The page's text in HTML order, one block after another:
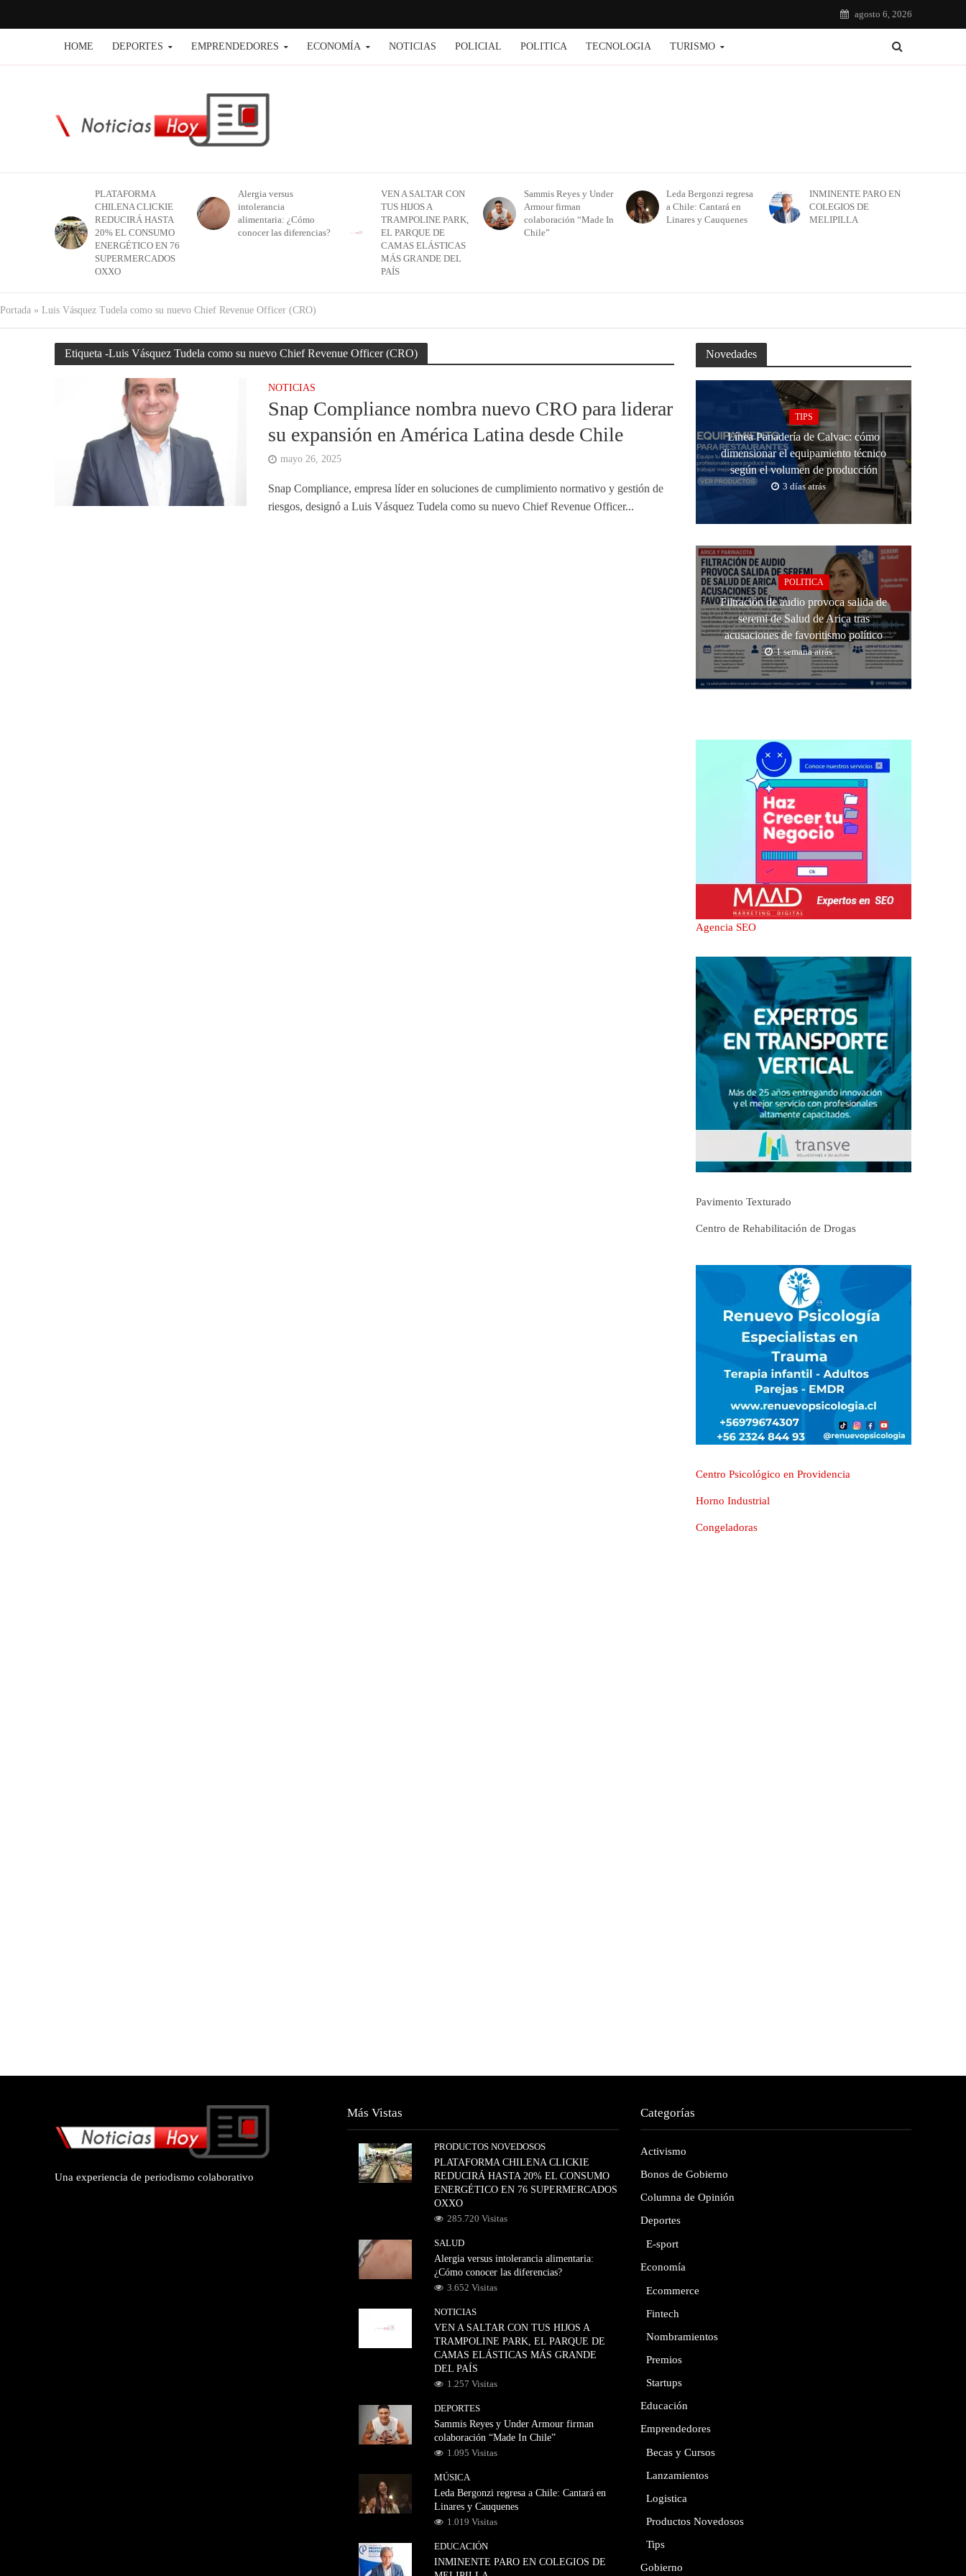
agosto 6, 2026
HOME DEPORTES EMPRENDEDORES ECONOMÍA NOTICIAS POLICIAL POLITICA TECNOLOGIA TURISMO
PLATAFORMA
CHILENA CLICKIE
REDUCIRÁ HASTA
20% EL CONSUMO
ENERGÉTICO EN 76
SUPERMERCADOS
OXXO
Alergia versus
intolerancia
alimentaria: ¿Cómo
conocer las diferencias?
VEN A SALTAR CON
TUS HIJOS A
TRAMPOLINE PARK,
EL PARQUE DE
CAMAS ELÁSTICAS
MÁS GRANDE DEL
PAÍS
Sammis Reyes y Under
Armour firman
colaboración “Made In
Chile”
Leda Bergonzi regresa
a Chile: Cantará en
Linares y Cauquenes
INMINENTE PARO EN
COLEGIOS DE
MELIPILLA
Portada » Luis Vásquez Tudela como su nuevo Chief Revenue Officer (CRO)
Etiqueta -Luis Vásquez Tudela como su nuevo Chief Revenue Officer (CRO)
NOTICIAS
Snap Compliance nombra nuevo CRO para liderar
su expansión en América Latina desde Chile
mayo 26, 2025
Snap Compliance, empresa líder en soluciones de cumplimiento normativo y gestión de
riesgos, designó a Luis Vásquez Tudela como su nuevo Chief Revenue Officer...
Novedades
TIPS
Línea Panadería de Calvac: cómo
dimensionar el equipamiento técnico
según el volumen de producción
3 días atrás
POLITICA
Filtración de audio provoca salida de
seremi de Salud de Arica tras
acusaciones de favoritismo político
1 semana atrás
Agencia SEO
Pavimento Texturado
Centro de Rehabilitación de Drogas
Centro Psicológico en Providencia
Horno Industrial
Congeladoras
Una experiencia de periodismo colaborativo
Más Vistas
PRODUCTOS NOVEDOSOS
PLATAFORMA CHILENA CLICKIE
REDUCIRÁ HASTA 20% EL CONSUMO
ENERGÉTICO EN 76 SUPERMERCADOS
OXXO
285.720 Visitas
SALUD
Alergia versus intolerancia alimentaria:
¿Cómo conocer las diferencias?
3.652 Visitas
NOTICIAS
VEN A SALTAR CON TUS HIJOS A
TRAMPOLINE PARK, EL PARQUE DE
CAMAS ELÁSTICAS MÁS GRANDE
DEL PAÍS
1.257 Visitas
DEPORTES
Sammis Reyes y Under Armour firman
colaboración “Made In Chile”
1.095 Visitas
MÚSICA
Leda Bergonzi regresa a Chile: Cantará en
Linares y Cauquenes
1.019 Visitas
EDUCACIÓN
INMINENTE PARO EN COLEGIOS DE
Categorías
Activismo
Bonos de Gobierno
Columna de Opinión
Deportes
E-sport
Economía
Ecommerce
Fintech
Nombramientos
Premios
Startups
Educación
Emprendedores
Becas y Cursos
Lanzamientos
Logistica
Productos Novedosos
Tips
Gobierno